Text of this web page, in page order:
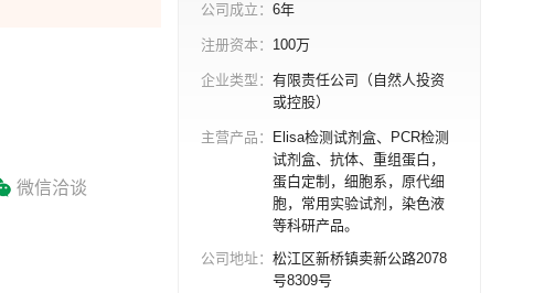
微信洽谈
公司成立： 6年
注册资本： 100万
企业类型： 有限责任公司（自然人投资
或控股）
主营产品：
Elisa检测试剂盒、PCR检测
试剂盒、抗体、重组蛋白，
蛋白定制，细胞系，原代细
胞，常用实验试剂，染色液
等科研产品。
公司地址： 松江区新桥镇卖新公路2078
号8309号